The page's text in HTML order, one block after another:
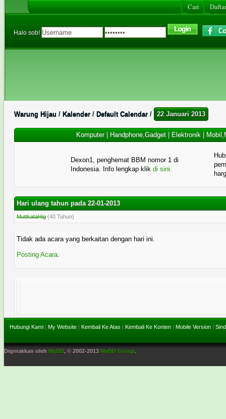
Cari
Halo sob!
Warung Hijau / Kalender / Default Calendar / 22 Januari 2013
Komputer| Handphone,Gadget| Elektronik|
Dexon1, penghemat BBM nomor 1 di
Indonesia. Info lengkap klik di sini.
Hari ulang tahun pada 22-01-2013
MuttkataHig (40 Tahun)
Tidak ada acara yang berkaitan dengan hari ini.
Posting Acara.
Hubungi Kami | My Website | Kembali Ke Atas | Kembali Ke Konten | Mobile Version |
Digerakkan oleh MyBB, © 2002-2013 MyBB Group.